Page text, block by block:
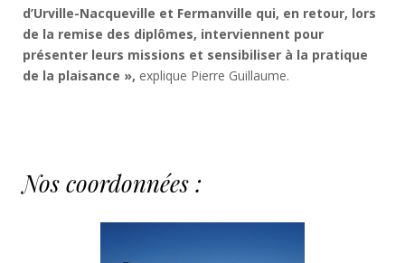
d’Urville-Nacqueville et Fermanville qui, en retour, lors
de la remise des diplômes, interviennent pour
présenter leurs missions et sensibiliser à la pratique
de la plaisance », explique Pierre Guillaume.
Nos coordonnées :